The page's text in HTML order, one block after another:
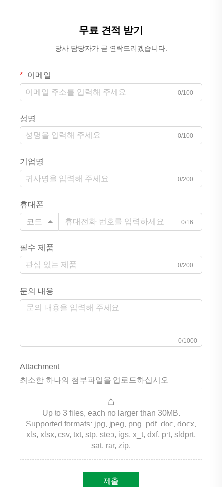
무료 견적 받기
당사 담당자가 곧 연락드리겠습니다.
이메일
0/100
성명
0/100
기업명
0/200
휴대폰
코드
0/16
필수 제품
0/200
문의 내용
0/1000
Attachment
최소한 하나의 첨부파일을 업로드하십시오
Up to 3 files, each no larger than 30MB.
Supported formats: jpg, jpeg, png, pdf, doc, docx,
xls, xlsx, csv, txt, stp, step, igs, x_t, dxf, prt, sldprt,
sat, rar, zip.
제출